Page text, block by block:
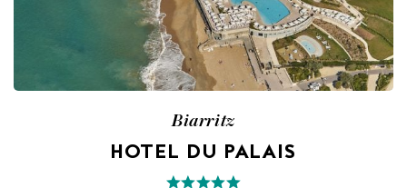
Biarritz
HOTEL DU PALAIS